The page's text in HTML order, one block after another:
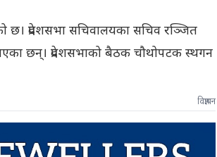
छ। प्रदेशसभा सचिवालयका सचिव रञ्जित
छन्। प्रदेशसभाको बैठक चौथोपटक स्थगन
विज्ञापन